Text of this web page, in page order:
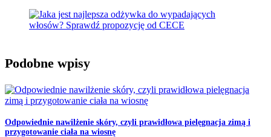
Podobne wpisy
Odpowiednie nawilżenie skóry, czyli prawidłowa pielęgnacja zimą i
przygotowanie ciała na wiosnę